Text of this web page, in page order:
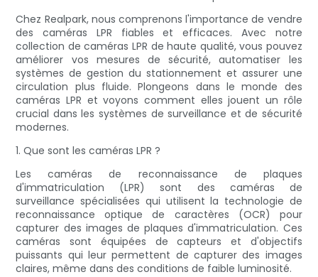
Chez Realpark, nous comprenons l'importance de vendre
des caméras LPR fiables et efficaces. Avec notre
collection de caméras LPR de haute qualité, vous pouvez
améliorer vos mesures de sécurité, automatiser les
systèmes de gestion du stationnement et assurer une
circulation plus fluide. Plongeons dans le monde des
caméras LPR et voyons comment elles jouent un rôle
crucial dans les systèmes de surveillance et de sécurité
modernes.
1. Que sont les caméras LPR ?
Les caméras de reconnaissance de plaques
d'immatriculation (LPR) sont des caméras de
surveillance spécialisées qui utilisent la technologie de
reconnaissance optique de caractères (OCR) pour
capturer des images de plaques d'immatriculation. Ces
caméras sont équipées de capteurs et d'objectifs
puissants qui leur permettent de capturer des images
claires, même dans des conditions de faible luminosité.